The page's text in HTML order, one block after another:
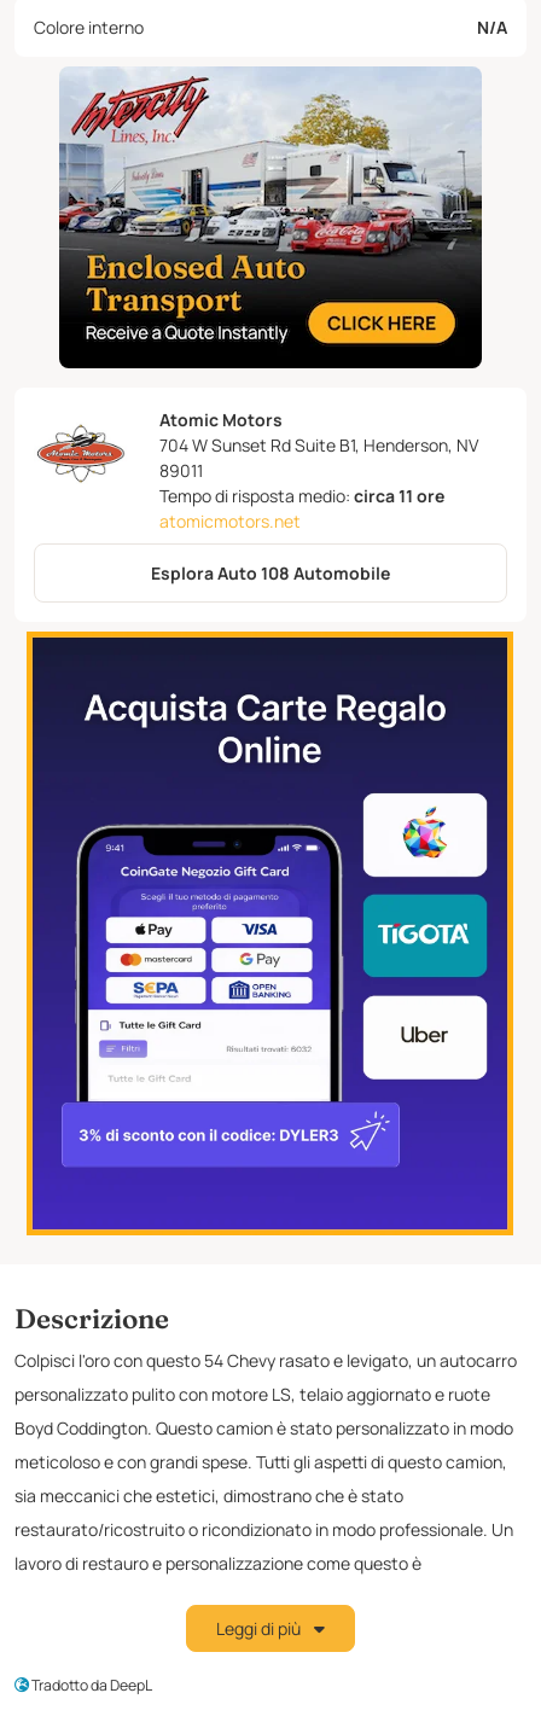
Colore interno N/A
Atomic Motors
704 W Sunset Rd Suite B1, Henderson, NV
89011
Tempo di risposta medio: circa 11 ore
atomicmotors.net
Esplora Auto 108 Automobile
Descrizione
Colpisci l'oro con questo 54 Chevy rasato e levigato, un autocarro
personalizzato pulito con motore LS, telaio aggiornato e ruote
Boyd Coddington. Questo camion è stato personalizzato in modo
meticoloso e con grandi spese. Tutti gli aspetti di questo camion,
sia meccanici che estetici, dimostrano che è stato
restaurato/ricostruito o ricondizionato in modo professionale. Un
lavoro di restauro e personalizzazione come questo è
finanziario sia per il lavoro meccanico che per quello estetico per
equipaggiamenti aftermarket e personalizzati: motore GM 5.7L LS1
Leggi di più
Tradotto da DeepL